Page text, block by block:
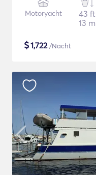
Motoryacht
43 ft
13 m
$1,722/Nacht